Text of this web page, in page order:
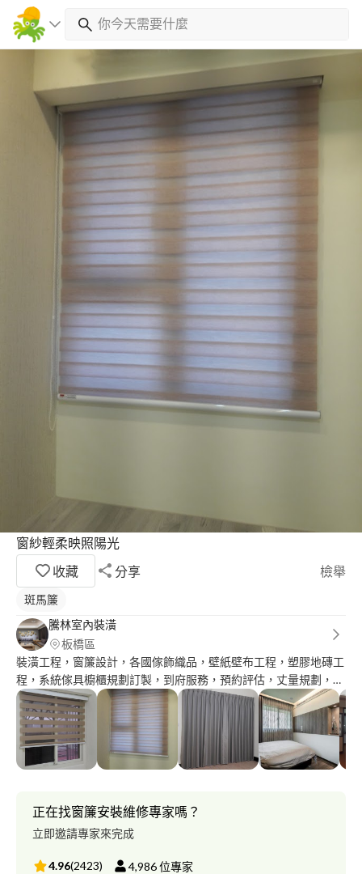
窗紗輕柔映照陽光
收藏
分享 檢舉
斑馬簾
騰林室內裝潢
板橋區
裝潢工程，窗簾設計，各國傢飾織品，壁紙壁布工程，塑膠地磚工
程，系統傢具櫥櫃規劃訂製，到府服務，預約評估，丈量規劃，專
業施工。
正在找窗簾安裝維修專家嗎？
立即邀請專家來完成
4.96(2423) 4,986位專家